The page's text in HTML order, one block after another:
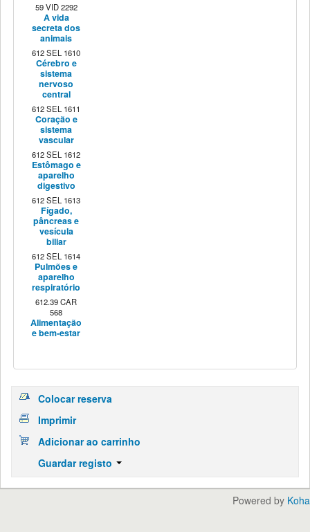
59 VID 2292
A vida
secreta dos
animais
612 SEL 1610
Cérebro e
sistema
nervoso
central
612 SEL 1611
Coração e
sistema
vascular
612 SEL 1612
Estômago e
aparelho
digestivo
612 SEL 1613
Fígado,
pâncreas e
vesícula
biliar
612 SEL 1614
Pulmões e
aparelho
respiratório
612.39 CAR
568
Alimentação
e bem-estar
Colocar reserva
Imprimir
Adicionar ao carrinho
Guardar registo
Powered by Koha